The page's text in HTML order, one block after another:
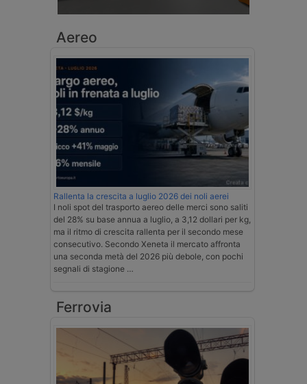
Aereo
Rallenta la crescita a luglio 2026 dei noli aerei
I noli spot del trasporto aereo delle merci sono saliti
del 28% su base annua a luglio, a 3,12 dollari per kg,
ma il ritmo di crescita rallenta per il secondo mese
consecutivo. Secondo Xeneta il mercato affronta
una seconda metà del 2026 più debole, con pochi
segnali di stagione …
Ferrovia